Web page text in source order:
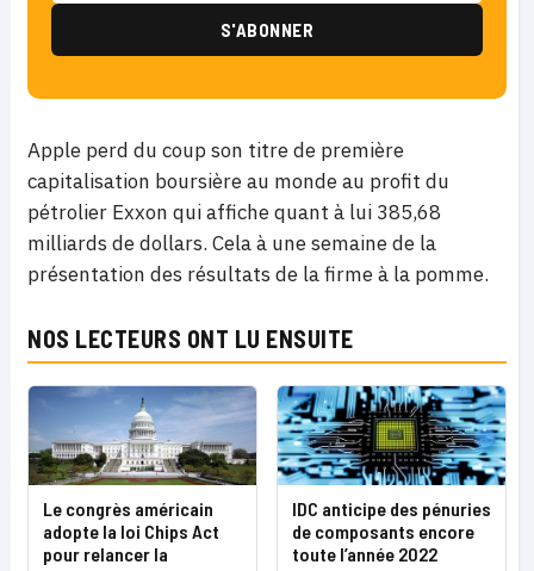
Apple perd du coup son titre de première
capitalisation boursière au monde au profit du
pétrolier Exxon qui affiche quant à lui 385,68
milliards de dollars. Cela à une semaine de la
présentation des résultats de la firme à la pomme.
NOS LECTEURS ONT LU ENSUITE
Le congrès américain
adopte la loi Chips Act
pour relancer la
IDC anticipe des pénuries
de composants encore
toute l’année 2022